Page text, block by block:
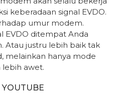
keberadaan signal EVDO.
umur modem.
EVDO ditempat Anda
Atau justru lebih baik tak
melainkan hanya mode
lebih awet.
YOUTUBE